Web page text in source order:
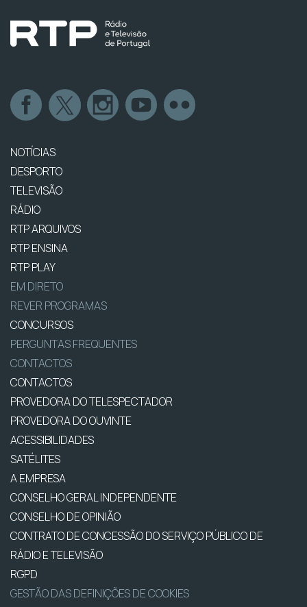
NOTÍCIAS
DESPORTO
TELEVISÃO
RÁDIO
RTP ARQUIVOS
RTP ENSINA
RTP PLAY
EM DIRETO
REVER PROGRAMAS
CONCURSOS
PERGUNTAS FREQUENTES
CONTACTOS
CONTACTOS
PROVEDORA DO TELESPECTADOR
PROVEDORA DO OUVINTE
ACESSIBILIDADES
SATÉLITES
A EMPRESA
CONSELHO GERAL INDEPENDENTE
CONSELHO DE OPINIÃO
CONTRATO DE CONCESSÃO DO SERVIÇO PÚBLICO DE
RÁDIO E TELEVISÃO
RGPD
GESTÃO DAS DEFINIÇÕES DE COOKIES